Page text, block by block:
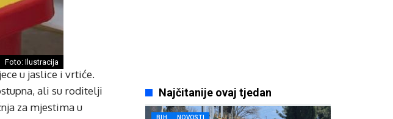
Foto: Ilustracija
u jaslice i vrtiće.
ali su roditelji
za mjestima u
Najčitanije ovaj tjedan
BIH NOVOSTI